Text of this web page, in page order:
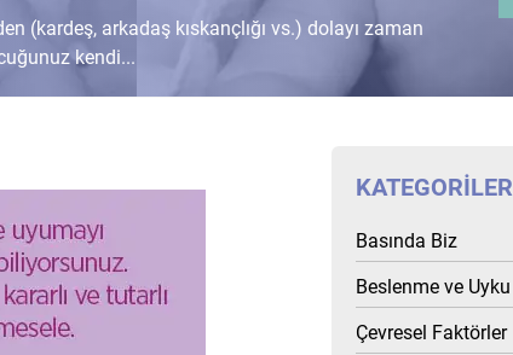
(kardeş, arkadaş kıskançlığı vs.) dolayı zaman
kendi...
KATEGORILER
Basında Biz
Beslenme ve Uyku
Çevresel Faktörler